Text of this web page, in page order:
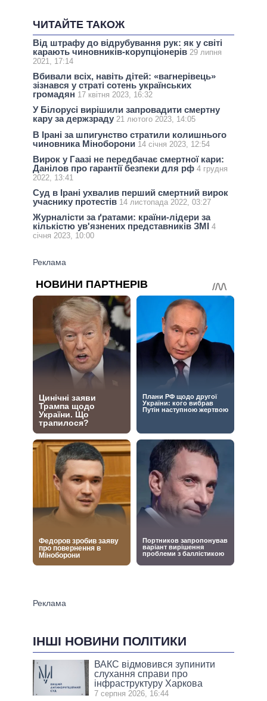
ЧИТАЙТЕ ТАКОЖ
Від штрафу до відрубування рук: як у світі
карають чиновників-корупціонерів 29 липня
2021, 17:14
Вбивали всіх, навіть дітей: «вагнерівець»
зізнався у страті сотень українських
громадян 17 квітня 2023, 16:32
У Білорусі вирішили запровадити смертну
кару за держзраду 21 лютого 2023, 14:05
В Ірані за шпигунство стратили колишнього
чиновника Міноборони 14 січня 2023, 12:54
Вирок у Гаазі не передбачає смертної кари:
Данілов про гарантії безпеки для рф 4 грудня
2022, 13:41
Суд в Ірані ухвалив перший смертний вирок
учаснику протестів 14 листопада 2022, 03:27
Журналісти за ґратами: країни-лідери за
кількістю ув'язнених представників ЗМІ 4
січня 2023, 10:00
ІНШІ НОВИНИ ПОЛІТИКИ
ВАКС відмовився зупинити
слухання справи про
інфраструктуру Харкова
7 серпня 2026, 16:44